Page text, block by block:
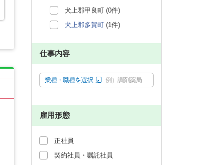
犬上郡甲良町 (0件)
犬上郡多賀町 (1件)
仕事内容
業種・職種を選択 例）調剤薬局
雇用形態
正社員
契約社員・嘱託社員